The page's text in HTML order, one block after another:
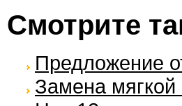
Смотрите
Предложение
Замена мягкой